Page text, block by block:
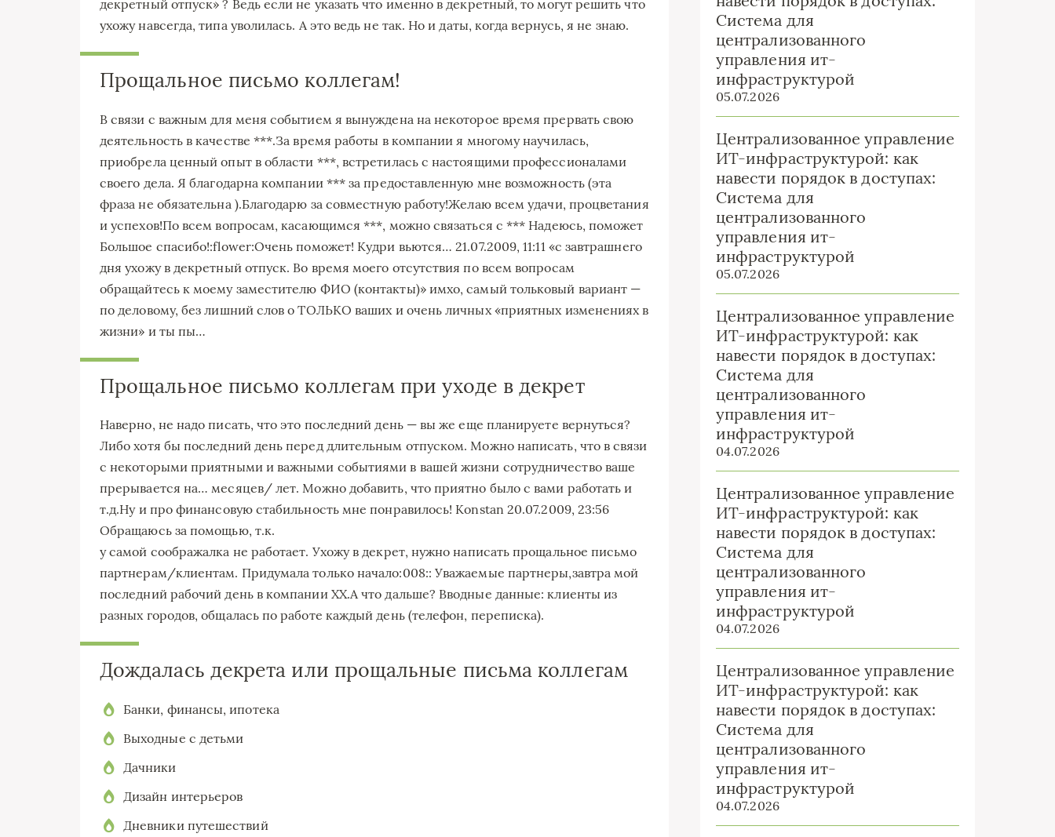
декретный отпуск» ? Ведь если не указать что именно в декретный, то могут решить что
ухожу навсегда, типа уволилась. А это ведь не так. Но и даты, когда вернусь, я не знаю.
Прощальное письмо коллегам!
В связи с важным для меня событием я вынуждена на некоторое время прервать свою
деятельность в качестве ***.За время работы в компании я многому научилась,
приобрела ценный опыт в области ***, встретилась с настоящими профессионалами
своего дела. Я благодарна компании *** за предоставленную мне возможность (эта
фраза не обязательна ).Благодарю за совместную работу!Желаю всем удачи, процветания
и успехов!По всем вопросам, касающимся ***, можно связаться с *** Надеюсь, поможет
Большое спасибо!:flower:Очень поможет! Кудри вьются… 21.07.2009, 11:11 «с завтрашнего
дня ухожу в декретный отпуск. Во время моего отсутствия по всем вопросам
обращайтесь к моему заместителю ФИО (контакты)» имхо, самый тольковый вариант —
по деловому, без лишний слов о ТОЛЬКО ваших и очень личных «приятных изменениях в
жизни» и ты пы…
Прощальное письмо коллегам при уходе в декрет
Наверно, не надо писать, что это последний день — вы же еще планируете вернуться?
Либо хотя бы последний день перед длительным отпуском. Можно написать, что в связи
с некоторыми приятными и важными событиями в вашей жизни сотрудничество ваше
прерывается на… месяцев/ лет. Можно добавить, что приятно было с вами работать и
т.д.Ну и про финансовую стабильность мне понравилось! Konstan 20.07.2009, 23:56
Обращаюсь за помощью, т.к.
у самой соображалка не работает. Ухожу в декрет, нужно написать прощальное письмо
партнерам/клиентам. Придумала только начало:008:: Уважаемые партнеры,завтра мой
последний рабочий день в компании ХХ.А что дальше? Вводные данные: клиенты из
разных городов, общалась по работе каждый день (телефон, переписка).
Дождалась декрета или прощальные письма коллегам
Банки, финансы, ипотека
Выходные с детьми
Дачники
Дизайн интерьеров
Дневники путешествий
Система для
централизованного
управления ит-
инфраструктурой
05.07.2026
Централизованное управление
ИТ-инфраструктурой: как
навести порядок в доступах:
Система для
централизованного
управления ит-
инфраструктурой
05.07.2026
Централизованное управление
ИТ-инфраструктурой: как
навести порядок в доступах:
Система для
централизованного
управления ит-
инфраструктурой
04.07.2026
Централизованное управление
ИТ-инфраструктурой: как
навести порядок в доступах:
Система для
централизованного
управления ит-
инфраструктурой
04.07.2026
Централизованное управление
ИТ-инфраструктурой: как
навести порядок в доступах:
Система для
централизованного
управления ит-
инфраструктурой
04.07.2026